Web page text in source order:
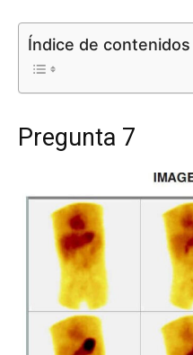
Índice de contenidos
Pregunta 7